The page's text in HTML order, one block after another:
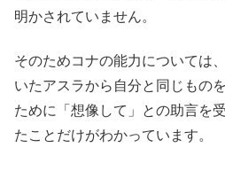
明かされていません。
そのためコナの能力については
いたアスラから自分と同じもの
ために「想像して」との助言を
たことだけがわかっています。